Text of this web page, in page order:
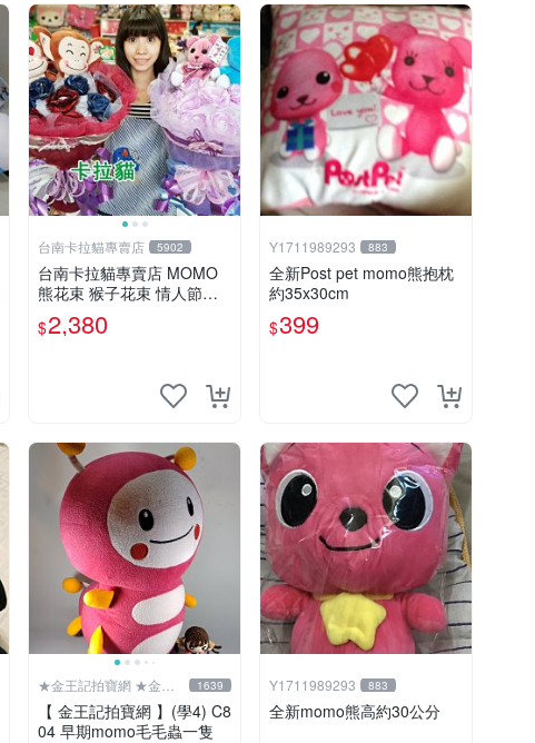
台南卡拉貓專賣店 5902
台南卡拉貓專賣店 MOMO
熊花束 猴子花束 情人節禮
物 二選一 可繡字 可今天寄
明天到
$2,380
Y1711989293 883
全新Post pet momo熊抱枕
約35x30cm
$399
★金王記拍寶網 ★金王
記拍寶趣
1639
【 金王記拍寶網 】(學4) C8
04 早期momo毛毛蟲一隻
Y1711989293 883
全新momo熊高約30公分